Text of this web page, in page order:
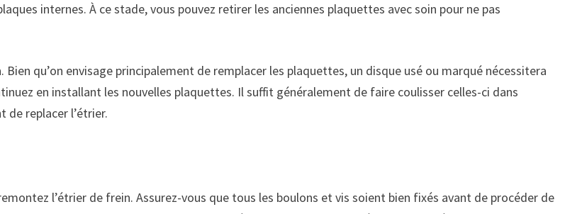
internes. À ce stade, vous pouvez retirer les anciennes plaquettes avec soin pour ne pas
. Bien qu’on envisage principalement de remplacer les plaquettes, un disque usé ou marqué nécessitera
en installant les nouvelles plaquettes. Il suffit généralement de faire coulisser celles-ci dans
de replacer l’étrier.
l’étrier de frein. Assurez-vous que tous les boulons et vis soient bien fixés avant de procéder de